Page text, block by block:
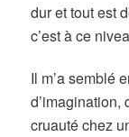
dur et tout est
c’est à ce
Il m’a semblé
d’imagination,
cruauté chez